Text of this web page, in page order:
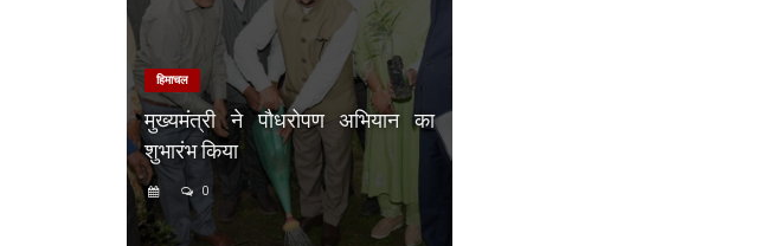
हिमाचल
मुख्यमंत्री ने पौधरोपण अभियान का
शुभारंभ किया
0